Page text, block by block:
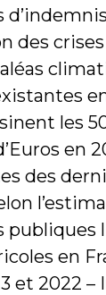
des
les
en
des
publiques
en
et 2022